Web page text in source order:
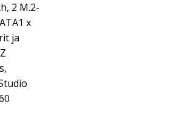
2 M.2-
x
ja